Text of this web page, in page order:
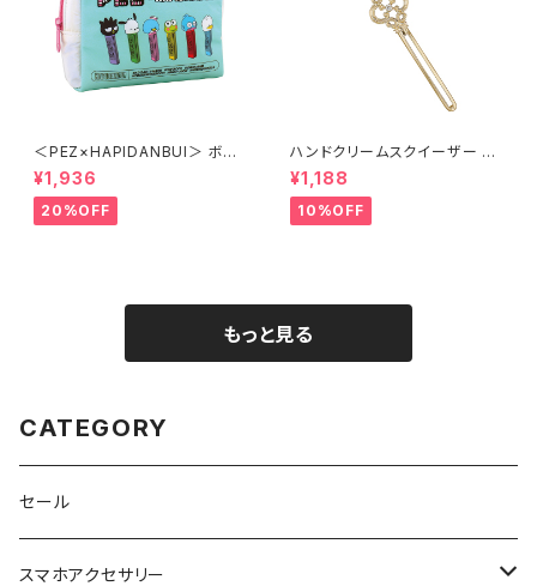
＜PEZ×HAPIDANBUI＞ ボッ
クスポーチ HAPIDANBUI/はぴ
だんぶい LPS-P001-GR（グリ
ーン）
¥1,936
20%OFF
ハンドクリームスクイーザー キ
ーモチーフ AGK0051-GD（ゴ
ールド）
¥1,188
10%OFF
もっと見る
CATEGORY
セール
スマホアクセサリー